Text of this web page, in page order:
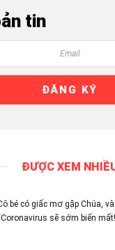
tin
ĐƯỢC XEM
bé có giấc mơ gặp Chúa,
sẽ sớm biến